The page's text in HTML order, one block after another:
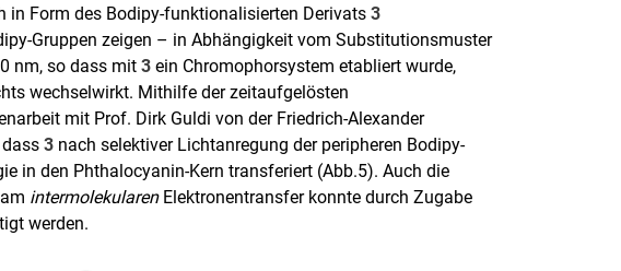
in Form des Bodipy-funktionalisierten Derivats3
Gruppen zeigen – in Abhängigkeit vom Substitutionsmuster
nm, so dass mit3ein Chromophorsystem etabliert wurde,
wechselwirkt. Mithilfe der zeitaufgelösten
mit Prof. Dirk Guldi von der Friedrich-Alexander
dass3 nach selektiver Lichtanregung der peripheren Bodipy-
in den Phthalocyanin-Kern transferiert (Abb.5). Auch die
intermolekularenElektronentransfer konnte durch Zugabe
werden.